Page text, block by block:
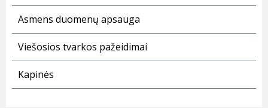
Asmens duomenų apsauga
Viešosios tvarkos pažeidimai
Kapinės